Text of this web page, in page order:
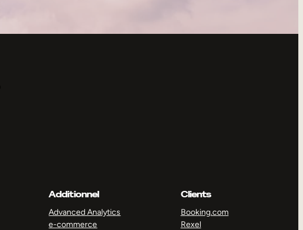
Additionnel
Advanced Analytics
e-commerce
Clients
Booking.com
Rexel